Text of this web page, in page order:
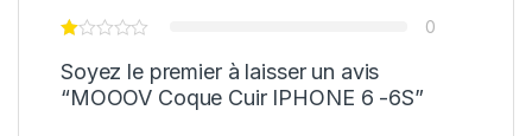
0
Soyez le premier à laisser un avis
“MOOOV Coque Cuir IPHONE 6 -6S”